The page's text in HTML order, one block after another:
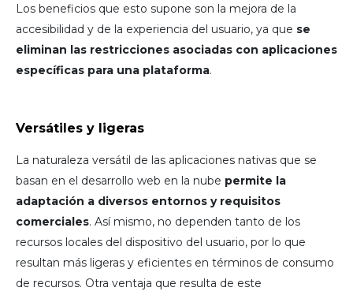
Los beneficios que esto supone son la mejora de la
accesibilidad y de la experiencia del usuario, ya que se
eliminan las restricciones asociadas con aplicaciones
específicas para una plataforma.
Versátiles y ligeras
La naturaleza versátil de las aplicaciones nativas que se
basan en el desarrollo web en la nube permite la
adaptación a diversos entornos y requisitos
comerciales. Así mismo, no dependen tanto de los
recursos locales del dispositivo del usuario, por lo que
resultan más ligeras y eficientes en términos de consumo
de recursos. Otra ventaja que resulta de este